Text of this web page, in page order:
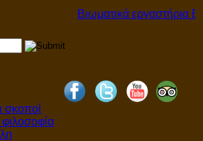
Βιωματικά εργαστήρια
σκοποί